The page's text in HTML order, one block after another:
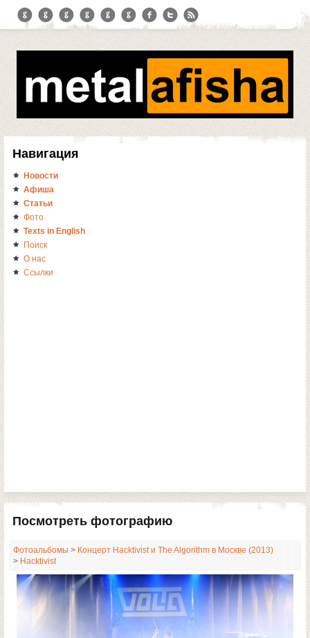
Навигация
Новости
Афиша
Статьи
Фото
Texts in English
Поиск
О нас
Ссылки
Посмотреть фотографию
Фотоальбомы > Концерт Hacktivist и The Algorithm в Москве (2013)
> Hacktivist